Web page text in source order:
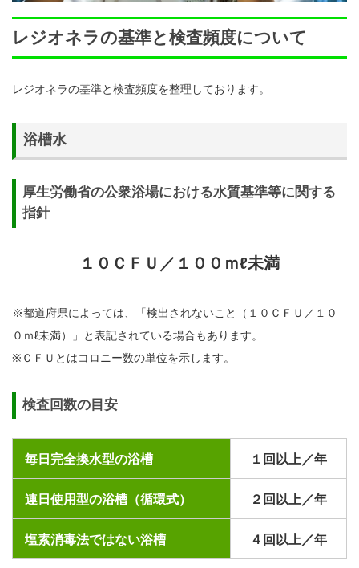
レジオネラの基準と検査頻度について
レジオネラの基準と検査頻度を整理しております。
浴槽水
厚生労働省の公衆浴場における水質基準等に関する
指針
１０ＣＦＵ／１００ｍℓ未満
※都道府県によっては、「検出されないこと（１０ＣＦＵ／１０
０ｍℓ未満）」と表記されている場合もあります。
※ＣＦＵとはコロニー数の単位を示します。
検査回数の目安
毎日完全換水型の浴槽 １回以上／年
連日使用型の浴槽（循環式） ２回以上／年
塩素消毒法ではない浴槽 ４回以上／年